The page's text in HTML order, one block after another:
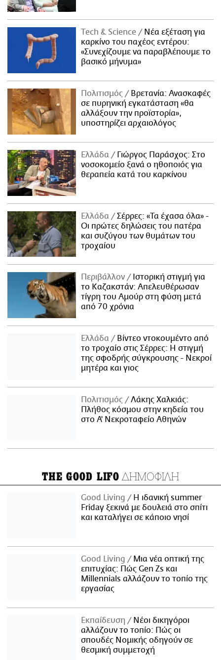
Τech & Science
Νέα εξέταση για
καρκίνο του παχέος εντέρου:
«Συνεχίζουμε να παραβλέπουμε το
βασικό μήνυμα»
Πολιτισμός
Βρετανία: Ανασκαφές
σε πυρηνική εγκατάσταση «θα
αλλάξουν την προϊστορία»,
υποστηρίζει αρχαιολόγος
Ελλάδα
Γιώργος Παράσχος: Στο
νοσοκομείο ξανά ο ηθοποιός για
θεραπεία κατά του καρκίνου
Ελλάδα
Σέρρες: «Τα έχασα όλα» -
Οι πρώτες δηλώσεις του πατέρα
και συζύγου των θυμάτων του
τροχαίου
Περιβάλλον
Ιστορική στιγμή για
το Καζακστάν: Απελευθέρωσαν
τίγρη του Αμούρ στη φύση μετά
από 70 χρόνια
Ελλάδα
Βίντεο ντοκουμέντο από
το τροχαίο στις Σέρρες: Η στιγμή
της σφοδρής σύγκρουσης - Νεκροί
μητέρα και γιος
Πολιτισμός
Λάκης Χαλκιάς:
Πλήθος κόσμου στην κηδεία του
στο Α' Νεκροταφείο Αθηνών
THE GOOD LIFO ΔΗΜΟΦΙΛΗ
Good Living
Η ιδανική summer
Friday ξεκινά με δουλειά στο σπίτι
και καταλήγει σε κάποιο νησί
Good Living
Μια νέα οπτική της
επιτυχίας: Πώς Gen Zs και
Millennials αλλάζουν το τοπίο της
εργασίας
Εκπαίδευση
Νέοι δικηγόροι
αλλάζουν το τοπίο: Πώς οι
σπουδές Νομικής οδηγούν σε
θεσμική συμμετοχή